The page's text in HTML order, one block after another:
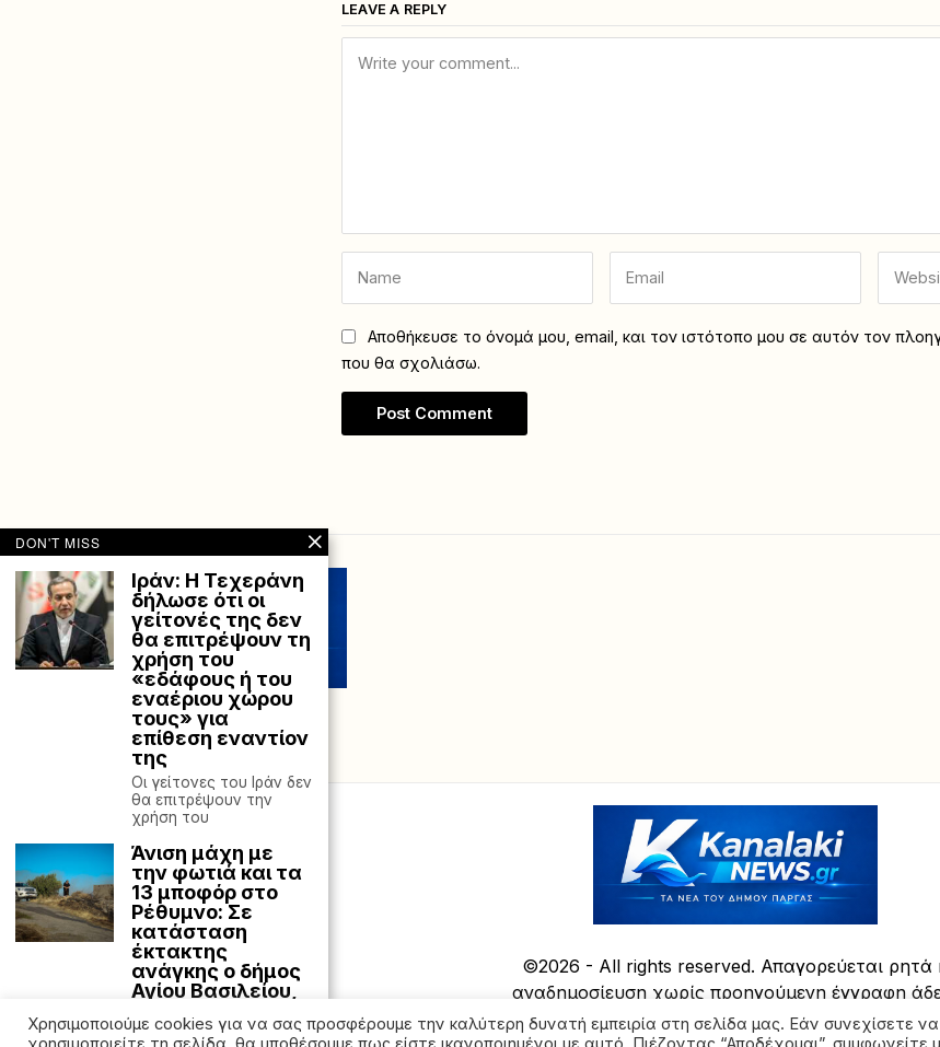
LEAVE A REPLY
Αποθήκευσε το όνομά μου, email, και τον ιστότοπο μου σε αυτόν τον
που θα σχολιάσω.
©2026 - All rights reserved. Απαγορεύεται ρητά
αναδημοσίευση χωρίς προηγούμενη έγγραφη
της ιδιοκτήτριας εταιρείας
Χρησιμοποιούμε cookies για να σας προσφέρουμε την καλύτερη δυνατή εμπειρία στη σελίδα μας. Εάν συνεχίσετε να
DON'T MISS
Ιράν: Η Τεχεράνη
δήλωσε ότι οι
γείτονές της δεν
θα επιτρέψουν τη
χρήση του
«εδάφους ή του
εναέριου χώρου
τους» για
επίθεση εναντίον
της
Οι γείτονες του Ιράν δεν
θα επιτρέψουν την
χρήση του
Άνιση μάχη με
την φωτιά και τα
13 μποφόρ στο
Ρέθυμνο: Σε
κατάσταση
έκτακτης
ανάγκης ο δήμος
Αγίου Βασιλείου,
μέτωπο